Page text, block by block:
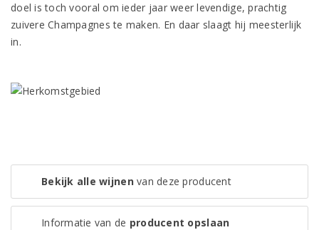
doel is toch vooral om ieder jaar weer levendige, prachtig
zuivere Champagnes te maken. En daar slaagt hij meesterlijk
in.
Bekijk alle wijnenvan deze producent
Informatie van de producent opslaan